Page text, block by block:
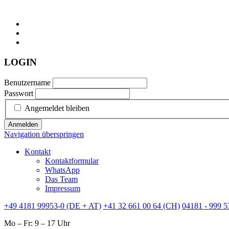
LOGIN
Benutzername
Passwort
Angemeldet bleiben
Anmelden
Navigation überspringen
Kontakt
Kontaktformular
WhatsApp
Das Team
Impressum
+49 4181 99953-0 (DE + AT) +41 32 661 00 64 (CH) 04181 - 999
Mo – Fr: 9 – 17 Uhr